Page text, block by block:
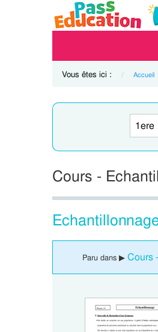
Vous êtes ici : Accueil
Cours -
Paru dans ▶ Cours